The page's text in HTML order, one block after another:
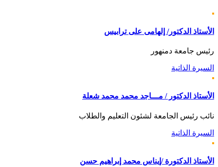
الأستاذ الدكتور/ إلهامى على ترابيس
رئيس جامعة دمنهور
السيرة الذاتية
الأستاذ الدكتور / مـــاجد محمد محمد شعلة
نائب رئيس الجامعة لشئون التعليم والطلاب
السيرة الذاتية
الأستاذ الدكتورة /إيناس محمد إبراهيم حسن